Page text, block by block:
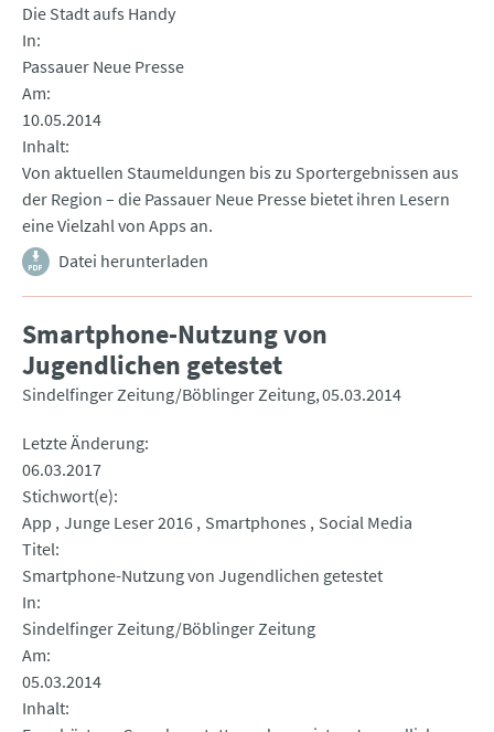
Die Stadt aufs Handy
In
Passauer Neue Presse
Am
10.05.2014
Inhalt
Von aktuellen Staumeldungen bis zu Sportergebnissen aus
der Region – die Passauer Neue Presse bietet ihren Lesern
eine Vielzahl von Apps an.
Datei herunterladen
Smartphone-Nutzung von
Jugendlichen getestet
Sindelfinger Zeitung/Böblinger Zeitung 05.03.2014
Letzte Änderung
06.03.2017
Stichwort(e)
App Junge Leser 2016 Smartphones
Social Media
Titel
Smartphone-Nutzung von Jugendlichen getestet
In
Sindelfinger Zeitung/Böblinger Zeitung
Am
05.03.2014
Inhalt